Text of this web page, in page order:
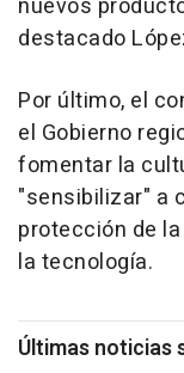
nuevos
destacado
Por último, el
el Gobierno
fomentar la
"sensibilizar" a
protección de
la tecnología.
Últimas noticias